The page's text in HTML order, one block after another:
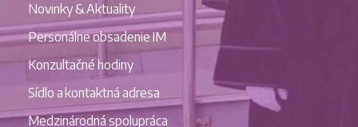
Novinky & Aktuality
Personálne obsadenie IM
Konzultačné hodiny
Sídlo a kontaktná adresa
Medzinárodná spolupráca